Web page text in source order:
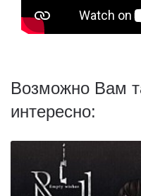
Возможно Вам
интересно: